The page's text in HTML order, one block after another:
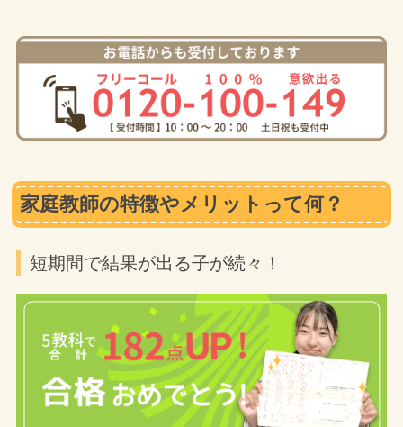
家庭教師の特徴やメリットって何？
短期間で結果が出る子が続々！